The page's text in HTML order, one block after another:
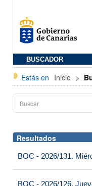
BUSCADOR
Estás en Inicio >
Resultados
BOC - 2026/131.
BOC - 2026/126.